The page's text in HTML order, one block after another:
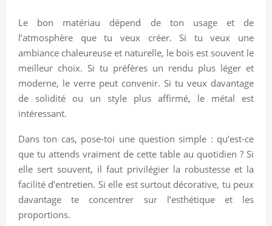
Le bon matériau dépend de ton usage et de
l’atmosphère que tu veux créer. Si tu veux une
ambiance chaleureuse et naturelle, le bois est souvent le
meilleur choix. Si tu préfères un rendu plus léger et
moderne, le verre peut convenir. Si tu veux davantage
de solidité ou un style plus affirmé, le métal est
intéressant.
Dans ton cas, pose-toi une question simple : qu’est-ce
que tu attends vraiment de cette table au quotidien ? Si
elle sert souvent, il faut privilégier la robustesse et la
facilité d’entretien. Si elle est surtout décorative, tu peux
davantage te concentrer sur l’esthétique et les
proportions.